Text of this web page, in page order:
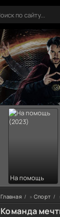
На помощь
Главная » Спорт
Команда